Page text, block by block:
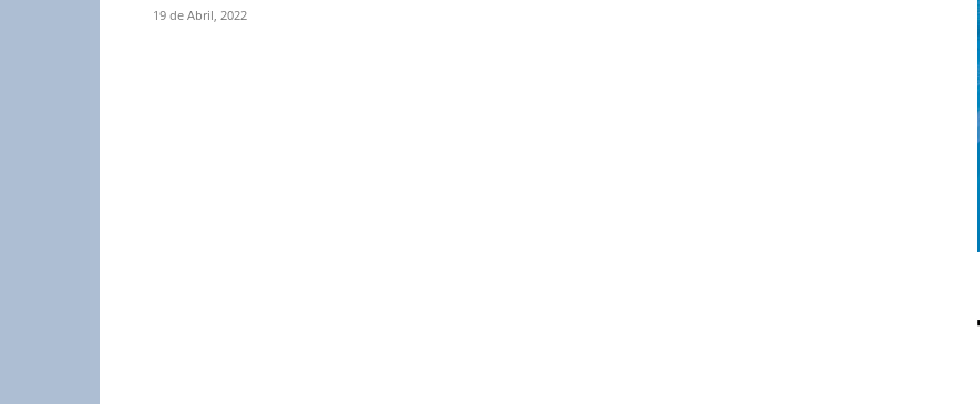
19 de Abril, 2022